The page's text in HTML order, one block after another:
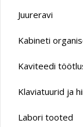
Juureravi
Kabineti
Kaviteedi
Klaviatuurid ja
Labori tooted